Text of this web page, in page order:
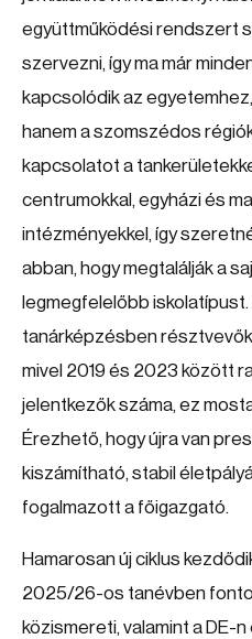
együttműködési rendszert
szervezni, így ma már
kapcsolódik az
hanem a szomszédos
kapcsolatot a
centrumokkal, egyházi és
intézményekkel, így
abban, hogy megtalálják a
legmegfelelőbb
tanárképzésben
mivel 2019 és 2023 között
jelentkezők száma, ez
Érezhető, hogy újra van
kiszámítható, stabil
fogalmazott a főigazgató.
Hamarosan új ciklus
2025/26-os tanévben
közismereti, valamint a DE-